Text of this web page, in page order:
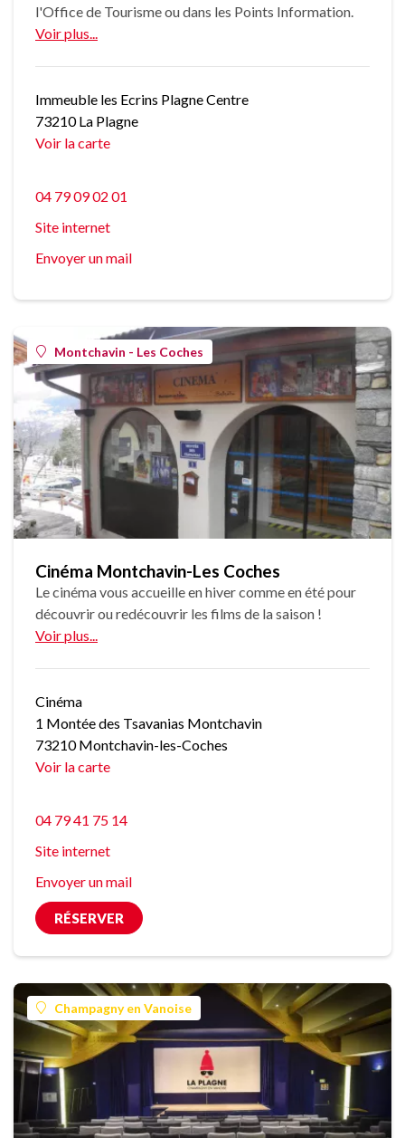
l'Office de Tourisme ou dans les Points Information.
Voir plus...
Immeuble les Ecrins Plagne Centre
73210 La Plagne
Voir la carte
04 79 09 02 01
Site internet
Envoyer un mail
Montchavin - Les Coches
Cinéma Montchavin-Les Coches
Le cinéma vous accueille en hiver comme en été pour
découvrir ou redécouvrir les films de la saison !
Voir plus...
Cinéma
1 Montée des Tsavanias Montchavin
73210 Montchavin-les-Coches
Voir la carte
04 79 41 75 14
Site internet
Envoyer un mail
RÉSERVER
Champagny en Vanoise